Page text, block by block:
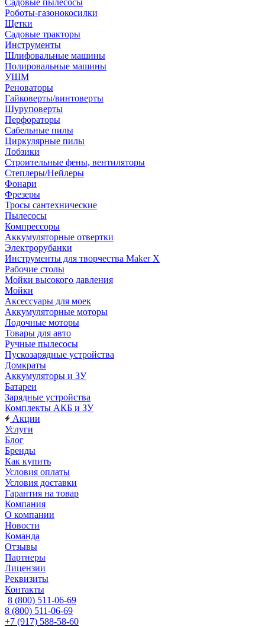
Садовые пылесосы
Роботы-газонокосилки
Щетки
Садовые тракторы
Инструменты
Шлифовальные машины
Полировальные машины
УШМ
Реноваторы
Гайковерты/винтоверты
Шуруповерты
Перфораторы
Сабельные пилы
Циркулярные пилы
Лобзики
Строительные фены, вентиляторы
Степлеры/Нейлеры
Фонари
Фрезеры
Тросы сантехнические
Пылесосы
Компрессоры
Аккумуляторные отвертки
Электрорубанки
Инструменты для творчества Maker X
Рабочие столы
Мойки высокого давления
Мойки
Аксессуары для моек
Аккумуляторные моторы
Лодочные моторы
Товары для авто
Ручные пылесосы
Пускозарядные устройства
Домкраты
Аккумуляторы и ЗУ
Батареи
Зарядные устройства
Комплекты АКБ и ЗУ
Акции
Услуги
Блог
Бренды
Как купить
Условия оплаты
Условия доставки
Гарантия на товар
Компания
О компании
Новости
Команда
Отзывы
Партнеры
Лицензии
Реквизиты
Контакты
8 (800) 511-06-69
8 (800) 511-06-69
+7 (917) 588-58-60